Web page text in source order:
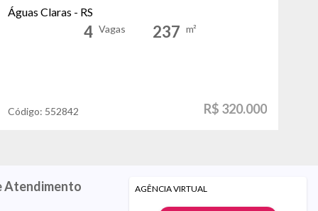
Águas Claras - RS
4 Vagas 237 m²
Código: 552842 R$ 320.000
Atendimento AGÊNCIA VIRTUAL